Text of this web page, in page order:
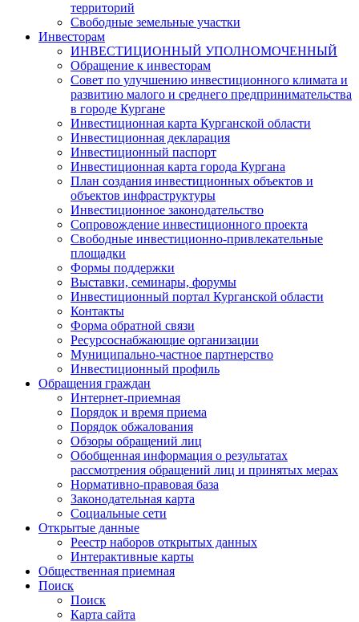
территорий
Свободные земельные участки
Инвесторам
ИНВЕСТИЦИОННЫЙ УПОЛНОМОЧЕННЫЙ
Обращение к инвесторам
Совет по улучшению инвестиционного климата и
развитию малого и среднего предпринимательства
в городе Кургане
Инвестиционная карта Курганской области
Инвестиционная декларация
Инвестиционный паспорт
Инвестиционная карта города Кургана
План создания инвестиционных объектов и
объектов инфраструктуры
Инвестиционное законодательство
Сопровождение инвестиционного проекта
Свободные инвестиционно-привлекательные
площадки
Формы поддержки
Выставки, семинары, форумы
Инвестиционный портал Курганской области
Контакты
Форма обратной связи
Ресурсоснабжающие организации
Муниципально-частное партнерство
Инвестиционный профиль
Обращения граждан
Интернет-приемная
Порядок и время приема
Порядок обжалования
Обзоры обращений лиц
Обобщенная информация о результатах
рассмотрения обращений лиц и принятых мерах
Нормативно-правовая база
Законодательная карта
Социальные сети
Открытые данные
Реестр наборов открытых данных
Интерактивные карты
Общественная приемная
Поиск
Поиск
Карта сайта